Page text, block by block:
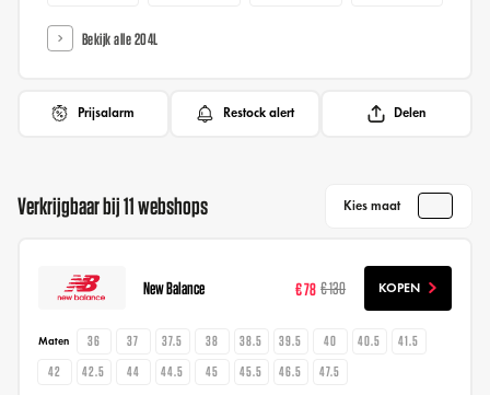
Bekijk alle 204L
Prijsalarm Restock alert Delen
Verkrijgbaar bij 11 webshops Kies maat
New Balance € 78 € 130 KOPEN
Maten 36 37 37.5 38 38.5 39.5 40 40.5
41.5
42
42.5 44 44.5 45 45.5 46.5 47.5